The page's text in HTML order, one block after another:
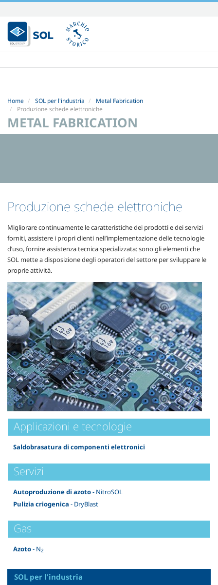
Salta
ai
contenuti.
|
alla
Home SOL per l'industria
Metal Fabrication
Produzione schede elettroniche
METAL FABRICATION
Produzione schede elettroniche
Migliorare continuamente le caratteristiche dei prodotti e dei servizi
forniti, assistere i propri clienti nell’implementazione delle tecnologie
d’uso, fornire assistenza tecnica specializzata: sono gli elementi che
SOL mette a disposizione degli operatori del settore per sviluppare le
proprie attività.
Applicazioni e tecnologie
Saldobrasatura di componenti elettronici
Servizi
Autoproduzione di azoto- NitroSOL
Pulizia criogenica - DryBlast
Gas
Azoto- N2
SOL per l'industria